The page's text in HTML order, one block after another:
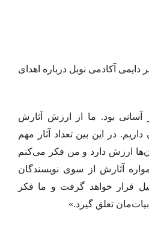
آکادمی نوبل درباره اهدای
آسانی بود. ما از ارزش آثارش
داریم. در این بین تعداد آثار مهم
ارزش دارد و من فکر می‌کنم
آثارش از سوی نویسندگان
قرار خواهد گرفت و ما فکر
تعلق گیرد.»